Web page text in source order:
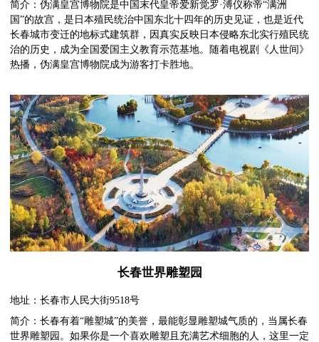
简介：伪满皇宫博物院是中国末代皇帝爱新觉罗·溥仪称帝“满洲
国”的故宫，是日本殖民统治中国东北十四年的历史见证，也是近代
长春城市变迁的地标式建筑群，因真实反映日本侵略东北实行殖民统
治的历史，成为全国爱国主义教育示范基地。随着电视剧《人世间》
热播，伪满皇宫博物院成为游客打卡胜地。
长春世界雕塑园
地址：长春市人民大街9518号
简介：长春有着“雕塑城”的美誉，最能彰显雕塑城气质的，当属长春
世界雕塑园。如果你是一个喜欢雕塑且充满艺术细胞的人，这里一定